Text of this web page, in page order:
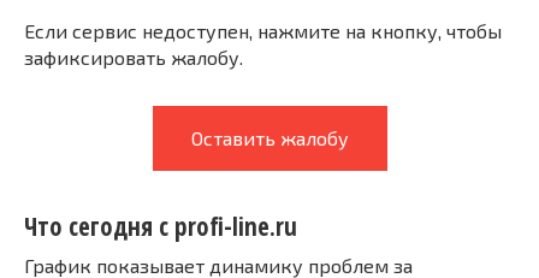
Если сервис недоступен, нажмите на кнопку, чтобы
зафиксировать жалобу.
Оставить жалобу
Что сегодня с profi-line.ru
График показывает динамику проблем за